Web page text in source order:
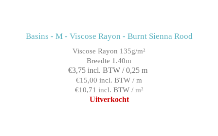
Basins - M - Viscose Rayon - Burnt Sienna Rood
Viscose Rayon 135g/m²
Breedte 1.40m
€3,75 incl. BTW / 0,25 m
€15,00 incl. BTW / m
€10,71 incl. BTW / m²
Uitverkocht